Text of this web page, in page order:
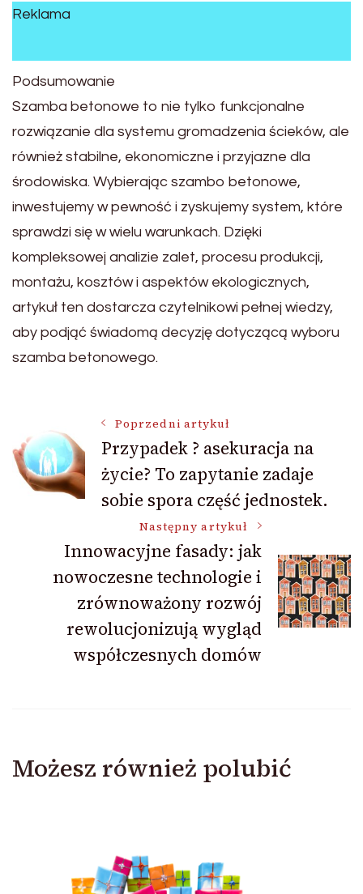
Reklama
Podsumowanie
Szamba betonowe to nie tylko funkcjonalne
rozwiązanie dla systemu gromadzenia ścieków, ale
również stabilne, ekonomiczne i przyjazne dla
środowiska. Wybierając szambo betonowe,
inwestujemy w pewność i zyskujemy system, które
sprawdzi się w wielu warunkach. Dzięki
kompleksowej analizie zalet, procesu produkcji,
montażu, kosztów i aspektów ekologicznych,
artykuł ten dostarcza czytelnikowi pełnej wiedzy,
aby podjąć świadomą decyzję dotyczącą wyboru
szamba betonowego.
Nawigacja
wpisu
Poprzedni artykuł
Przypadek ? asekuracja na
życie? To zapytanie zadaje
sobie spora część jednostek.
Następny artykuł
Innowacyjne fasady: jak
nowoczesne technologie i
zrównoważony rozwój
rewolucjonizują wygląd
współczesnych domów
Możesz również polubić